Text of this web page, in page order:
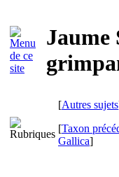
Jaume
[Autres sujets
[Taxon
Gallica]